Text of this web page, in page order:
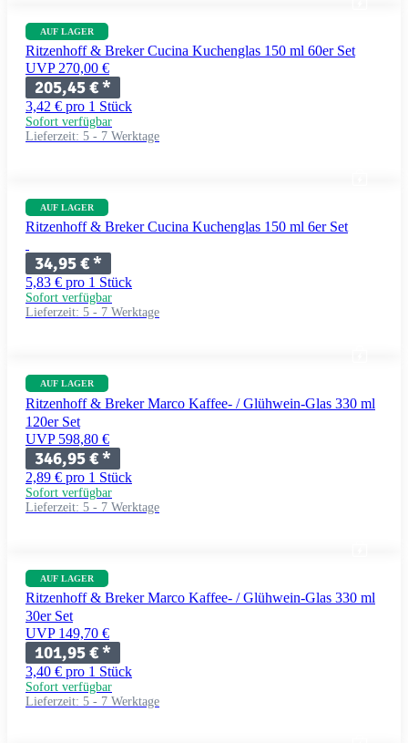
AUF LAGER
Ritzenhoff & Breker Cucina Kuchenglas 150 ml 60er Set
UVP 270,00 €
205,45 €*
3,42 € pro 1 Stück
Sofort verfügbar
Lieferzeit: 5 - 7 Werktage
AUF LAGER
Ritzenhoff & Breker Cucina Kuchenglas 150 ml 6er Set
34,95 €*
5,83 € pro 1 Stück
Sofort verfügbar
Lieferzeit: 5 - 7 Werktage
AUF LAGER
Ritzenhoff & Breker Marco Kaffee- / Glühwein-Glas 330 ml
120er Set
UVP 598,80 €
346,95 €*
2,89 € pro 1 Stück
Sofort verfügbar
Lieferzeit: 5 - 7 Werktage
AUF LAGER
Ritzenhoff & Breker Marco Kaffee- / Glühwein-Glas 330 ml
30er Set
UVP 149,70 €
101,95 €*
3,40 € pro 1 Stück
Sofort verfügbar
Lieferzeit: 5 - 7 Werktage